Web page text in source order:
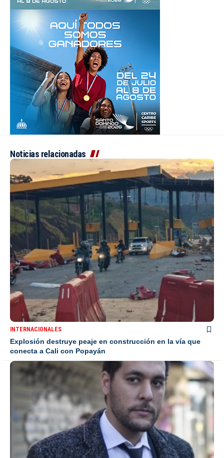
Noticias relacionadas
INTERNACIONALES
Explosión destruye peaje en construcción en la vía que
conecta a Cali con Popayán